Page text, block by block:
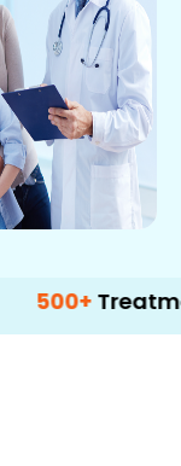
Treatment